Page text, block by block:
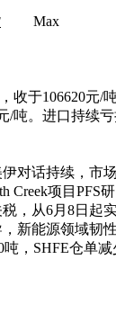
Max
于106620元/
/吨。进口持续
对话持续，市
Creek项目
，从6月8日起
新能源领域韧性
，SHFE仓单